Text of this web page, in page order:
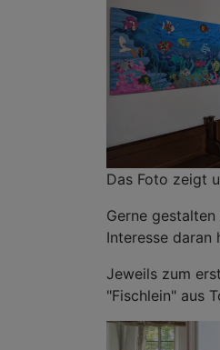
Das Foto zeigt
Gerne
Interesse daran
Jeweils zum
"Fischlein" aus